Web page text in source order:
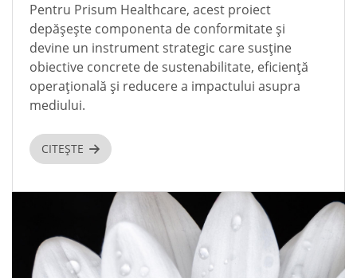
Pentru Prisum Healthcare, acest proiect
depășește componenta de conformitate și
devine un instrument strategic care susține
obiective concrete de sustenabilitate, eficiență
operațională și reducere a impactului asupra
mediului.
CITEȘTE